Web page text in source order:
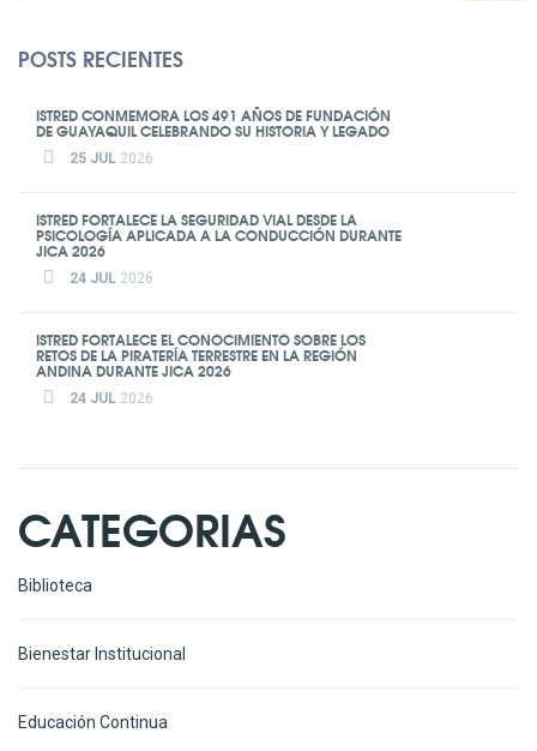
POSTS RECIENTES
ISTRED CONMEMORA LOS 491 AÑOS DE FUNDACIÓN
DE GUAYAQUIL CELEBRANDO SU HISTORIA Y LEGADO
25 JUL 2026
ISTRED FORTALECE LA SEGURIDAD VIAL DESDE LA
PSICOLOGÍA APLICADA A LA CONDUCCIÓN DURANTE
JICA 2026
24 JUL 2026
ISTRED FORTALECE EL CONOCIMIENTO SOBRE LOS
RETOS DE LA PIRATERÍA TERRESTRE EN LA REGIÓN
ANDINA DURANTE JICA 2026
24 JUL 2026
CATEGORIAS
Biblioteca
Bienestar Institucional
Educación Continua